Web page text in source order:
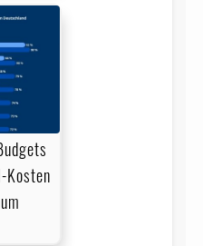
Kosten